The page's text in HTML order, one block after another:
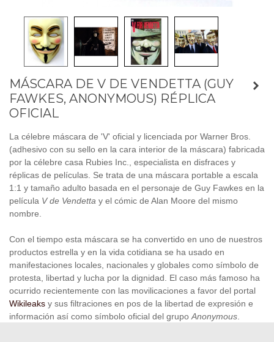
MÁSCARA DE V DE VENDETTA (GUY
FAWKES, ANONYMOUS) RÉPLICA
OFICIAL
La célebre máscara de 'V' oficial y licenciada por Warner Bros.
(adhesivo con su sello en la cara interior de la máscara) fabricada
por la célebre casa Rubies Inc., especialista en disfraces y
réplicas de películas. Se trata de una máscara portable a escala
1:1 y tamaño adulto basada en el personaje de Guy Fawkes en la
película V de Vendetta y el cómic de Alan Moore del mismo
nombre.
Con el tiempo esta máscara se ha convertido en uno de nuestros
productos estrella y en la vida cotidiana se ha usado en
manifestaciones locales, nacionales y globales como símbolo de
protesta, libertad y lucha por la dignidad. El caso más famoso ha
ocurrido recientemente con las movilicaciones a favor del portal
Wikileaks y sus filtraciones en pos de la libertad de expresión e
información así como símbolo oficial del grupo Anonymous